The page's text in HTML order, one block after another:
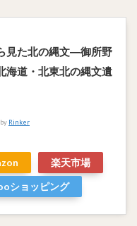
見た北の縄文―御所野
海道・北東北の縄文遺
Rinker
楽天市場
ショッピング